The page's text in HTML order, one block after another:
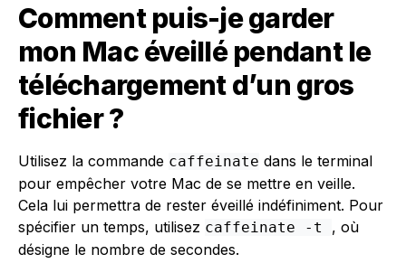
Comment puis-je garder
mon Mac éveillé pendant le
téléchargement d’un gros
fichier ?
Utilisez la commande caffeinate dans le terminal
pour empêcher votre Mac de se mettre en veille.
Cela lui permettra de rester éveillé indéfiniment. Pour
spécifier un temps, utilisez caffeinate -t , où
désigne le nombre de secondes.